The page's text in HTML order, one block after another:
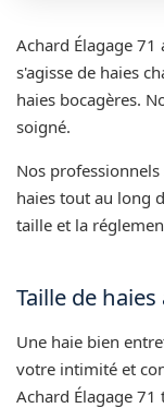
Achard Élagage 71
s'agisse de haies
haies bocagères.
soigné.
Nos
haies tout au long
taille et la
Taille de haies
Une haie bien
votre intimité et
Achard Élagage 71